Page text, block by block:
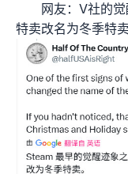
网友：V社的
特卖改名为冬季特卖